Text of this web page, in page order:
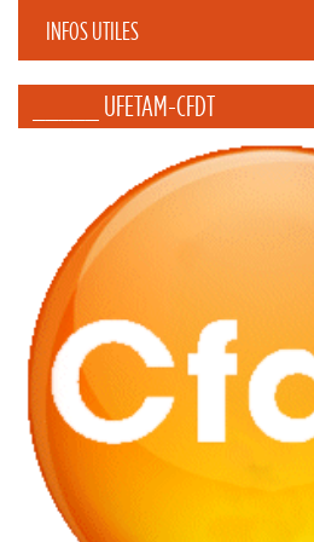
INFOS UTILES
_____ UFETAM-CFDT